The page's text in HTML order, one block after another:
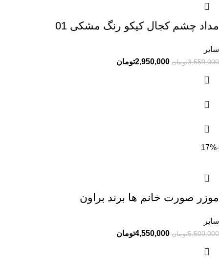
مداد چشم کجال کیکو رنگ مشکی 01
سایر
3,550,000تومان 2,950,000تومان
-17%
موزر صورت خانم ها برند براون
سایر
5,500,000تومان 4,550,000تومان